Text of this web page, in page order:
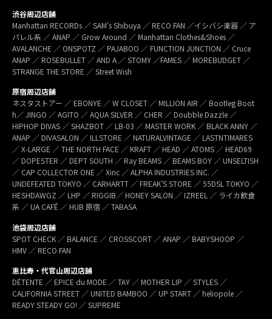
渋谷周辺店舗
Manhattan RECORDs ／ SAM’s Shibuya ／ RECO FAN ／イシバシ楽器 ／ ア
パレル系 ／ ANAP ／ Grow Around ／ Manhattan Clothes&Shoes ／
AVALANCHE ／ ONSPOTZ ／ PAJABOO ／ FUNCTION JUNCTION ／ Cruce
ANAP ／ ROSEBULLET ／ AND A ／ STOMY ／FAMES ／ MOREBUDGET ／
STRANGE THE STORE ／ Street Wish
原宿周辺店舗
ネスタストアー ／ EBONYE ／ W CLOSET ／ MILLION AIR ／ Bootleg Boot
h／ JINGO ／ AGITO ／ AQUA SILVER ／ CHER ／ Doubble Dazzle ／
HIPHOP DIVAS ／ SHAZBOT ／ LB-03 ／ MASTER WORK ／ BLACK ANNY ／
ANAP ／ DIVASALON ／ ILLSTORE ／ NATURALVINTAGE ／ LASTNTIMARES
／ X-LARGE ／ THE NORTH FACE ／ KRAFT ／ HEAD ／ ATOMS ／ HEAD69
／ DOPESTER ／ DEPT SOUTH ／ Ray BEAMS ／ BEAMS BOY ／ UNSELTISH
／ CAP COLLECTOR ONE ／ Xinc ／ ALPHA INDUSTRIES INC. ／
UNDEFEATED TOKYO ／ CARHARTT ／ FREAK’S STORE ／ 55DSL TOKYO ／
HESHDAWGZ ／ LHP ／ RIGGIB／ HONEY SALON ／ IZREEL ／ ライカ飲食
系 ／ UA CAFÉ ／ HUB 原宿 ／ TABASA
池袋周辺店舗
SPOT CHECK ／ BALANCE ／ CROSSCORT ／ ANAP ／ BABYSHOOP ／
HMV ／ RECO FAN
恵比寿・代官山周辺店舗
DÉTENTE ／ EPICE du MODE ／ TAY ／ MOTHER LIP ／ STYLES ／
CALIFORNIA STREET ／ UNITED BAMBOO ／ UP START ／ heliopole ／
READY STEADY GO! ／ SUPREME